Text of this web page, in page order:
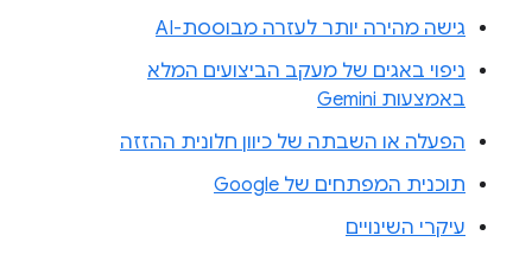
גישה מהירה יותר לעזרה מבוססת-AI
ניפוי באגים של מעקב הביצועים המלא
באמצעות Gemini
הפעלה או השבתה של כיוון חלונית ההזזה
תוכנית המפתחים של Google
עיקרי השינויים